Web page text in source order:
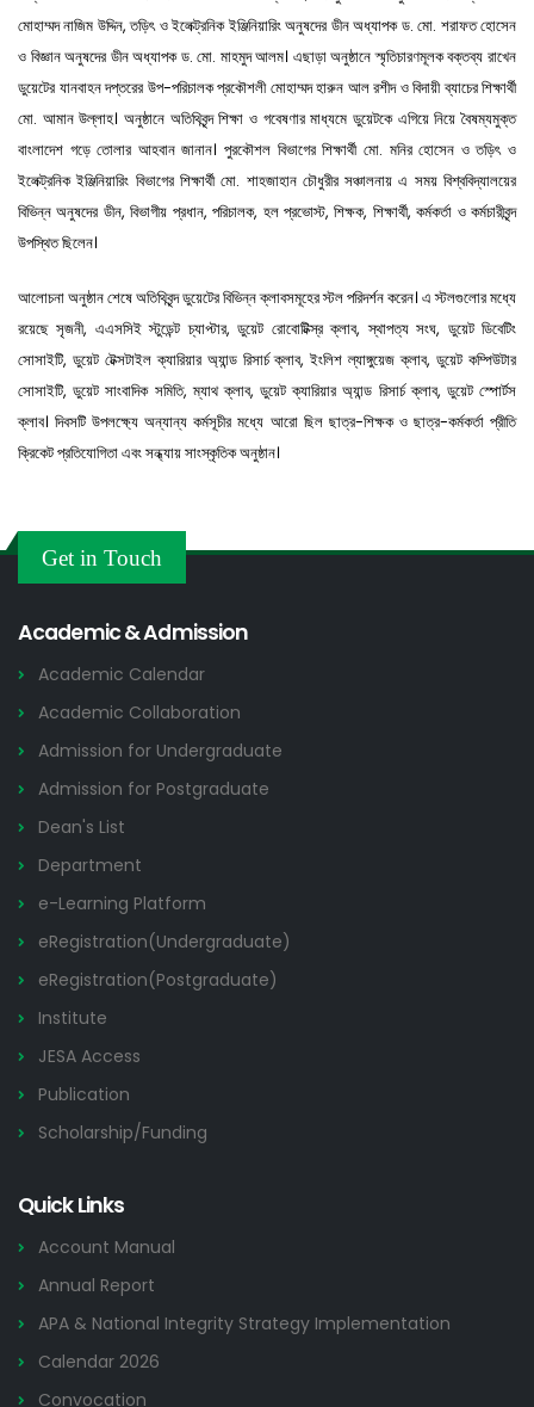
মোহাম্মদ নাজিম উদ্দিন, তড়িৎ ও ইলেক্ট্রনিক ইঞ্জিনিয়ারিং অনুষদের ডীন অধ্যাপক ড. মো. শরাফত হোসেন
ও বিজ্ঞান অনুষদের ডীন অধ্যাপক ড. মো. মাহমুদ আলম। এছাড়া অনুষ্ঠানে স্মৃতিচারণমূলক বক্তব্য রাখেন
ডুয়েটের যানবাহন দপ্তরের উপ-পরিচালক প্রকৌশলী মোহাম্মদ হারুন আল রশীদ ও বিদায়ী ব্যাচের শিক্ষার্থী
মো. আমান উল্লাহ। অনুষ্ঠানে অতিথিবৃন্দ শিক্ষা ও গবেষণার মাধ্যমে ডুয়েটকে এগিয়ে নিয়ে বৈষম্যমুক্ত
বাংলাদেশ গড়ে তোলার আহবান জানান। পুরকৌশল বিভাগের শিক্ষার্থী মো. মনির হোসেন ও তড়িৎ ও
ইলেক্ট্রনিক ইঞ্জিনিয়ারিং বিভাগের শিক্ষার্থী মো. শাহজাহান চৌধুরীর সঞ্চালনায় এ সময় বিশ্ববিদ্যালয়ের
বিভিন্ন অনুষদের ডীন, বিভাগীয় প্রধান, পরিচালক, হল প্রভোস্ট, শিক্ষক, শিক্ষার্থী, কর্মকর্তা ও কর্মচারীবৃন্দ
উপস্থিত ছিলেন।
আলোচনা অনুষ্ঠান শেষে অতিথিবৃন্দ ডুয়েটের বিভিন্ন ক্লাবসমূহের স্টল পরিদর্শন করেন। এ স্টলগুলোর মধ্যে
রয়েছে সৃজনী, এএসসিই স্টুডেন্ট চ্যাপ্টার, ডুয়েট রোবোটিক্স্র ক্লাব, স্থাপত্য সংঘ, ডুয়েট ডিবেটিং
সোসাইটি, ডুয়েট টেক্সটাইল ক্যারিয়ার অ্যান্ড রিসার্চ ক্লাব, ইংলিশ ল্যাঙ্গুয়েজ ক্লাব, ডুয়েট কম্পিউটার
সোসাইটি, ডুয়েট সাংবাদিক সমিতি, ম্যাথ ক্লাব, ডুয়েট ক্যারিয়ার অ্যান্ড রিসার্চ ক্লাব, ডুয়েট স্পোর্টস
ক্লাব। দিবসটি উপলক্ষ্যে অন্যান্য কর্মসূচীর মধ্যে আরো ছিল ছাত্র-শিক্ষক ও ছাত্র-কর্মকর্তা প্রীতি
ক্রিকেট প্রতিযোগিতা এবং সন্ধ্যায় সাংস্কৃতিক অনুষ্ঠান।
Get in Touch
Academic & Admission
Academic Calendar
Academic Collaboration
Admission for Undergraduate
Admission for Postgraduate
Dean's List
Department
e-Learning Platform
eRegistration(Undergraduate)
eRegistration(Postgraduate)
Institute
JESA Access
Publication
Scholarship/Funding
Quick Links
Account Manual
Annual Report
APA & National Integrity Strategy Implementation
Calendar 2026
Convocation